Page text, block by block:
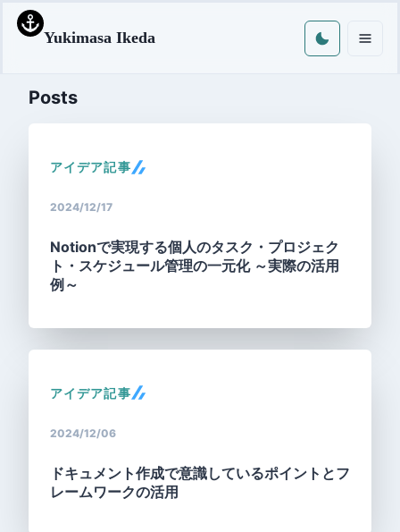
Yukimasa Ikeda
Posts
アイデア記事
2024/12/17
Notionで実現する個人のタスク・プロジェク
ト・スケジュール管理の一元化 ～実際の活用
例～
アイデア記事
2024/12/06
ドキュメント作成で意識しているポイントとフ
レームワークの活用